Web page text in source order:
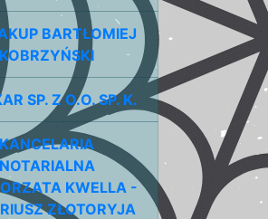
BARTŁOMIEJ
KOBRZYŃSKI
SP. Z O.O. SP. K.
KANCELARIA
KWELLA -
ZŁOTORYJA